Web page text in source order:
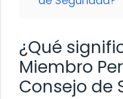
¿Qué
Miembro
Consejo de